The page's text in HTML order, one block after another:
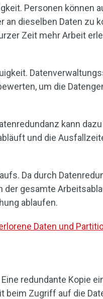
Personen können
an dieselben Daten zu
Zeit mehr Arbeit
um die
kann
und die
Da durch
der gesamte
ablaufen.
Daten und
redundante Kopie
beim Zugriff auf die